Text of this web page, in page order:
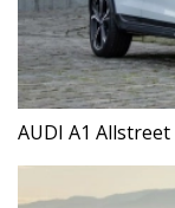
AUDI A1 Allstreet